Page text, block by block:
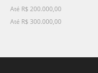
Até R$ 200.000,00
Até R$ 300.000,00